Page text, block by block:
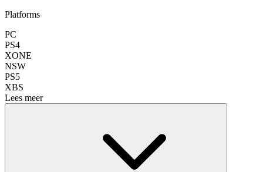
Platforms
PC
PS4
XONE
NSW
PS5
XBS
Lees meer